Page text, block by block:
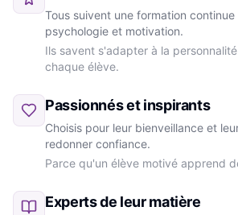
Tous suivent une formation
psychologie et motivation.
Ils savent s'adapter à la
chaque élève.
Passionnés et inspirants
Choisis pour leur bienveillance et
redonner confiance.
Parce qu'un élève motivé apprend
Experts de leur matière